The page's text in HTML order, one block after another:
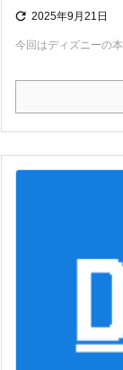
 2025年9月21日
今回はディズニーの